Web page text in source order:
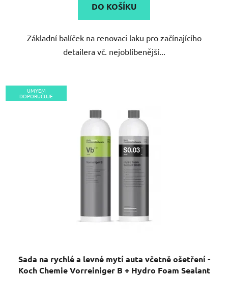
DO KOŠÍKU
Základní balíček na renovaci laku pro začínajícího
detailera vč. nejoblíbenější...
UMYEM
DOPORUČUJE
Sada na rychlé a levné mytí auta včetně ošetření -
Koch Chemie Vorreiniger B + Hydro Foam Sealant